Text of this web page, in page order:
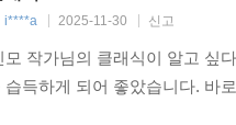
i****a 2025-11-30 신고
모 작가님의 클래식이 알고 싶
습득하게 되어 좋았습니다. 바